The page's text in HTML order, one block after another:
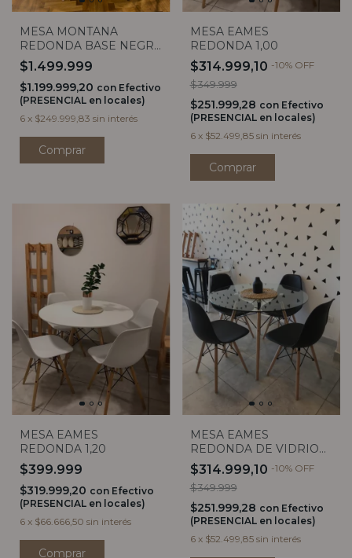
MESA MONTANA
REDONDA BASE NEGRA
1,20
$1.499.999
$1.199.999,20 con Efectivo
(PRESENCIAL en locales)
6 x $249.999,83 sin interés
MESA EAMES
REDONDA 1,00
$314.999,10 -10% OFF
$349.999
$251.999,28 con Efectivo
(PRESENCIAL en locales)
6 x $52.499,85 sin interés
MESA EAMES
REDONDA 1,20
$399.999
$319.999,20 con Efectivo
(PRESENCIAL en locales)
6 x $66.666,50 sin interés
MESA EAMES
REDONDA DE VIDRIO
1,00M
$314.999,10 -10% OFF
$349.999
$251.999,28 con Efectivo
(PRESENCIAL en locales)
6 x $52.499,85 sin interés